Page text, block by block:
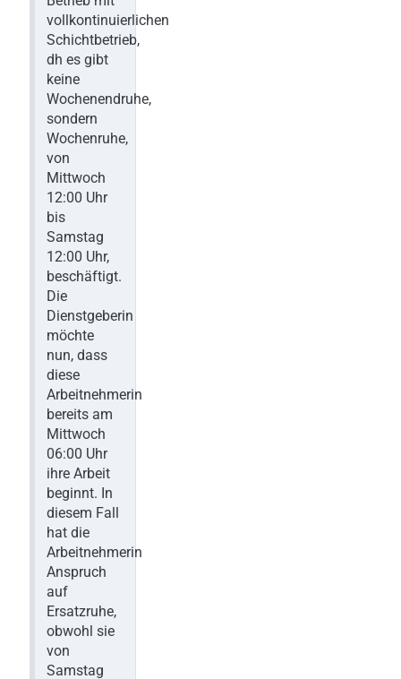
vollkontinuierlichen
Schichtbetrieb,
dh es gibt
keine
Wochenendruhe,
sondern
Wochenruhe,
von
Mittwoch
12:00 Uhr
bis
Samstag
12:00 Uhr,
beschäftigt.
Die
Dienstgeberin
möchte
nun, dass
diese
Arbeitnehmerin
bereits am
Mittwoch
06:00 Uhr
ihre Arbeit
beginnt. In
diesem Fall
hat die
Arbeitnehmerin
Anspruch
auf
Ersatzruhe,
obwohl sie
von
Samstag